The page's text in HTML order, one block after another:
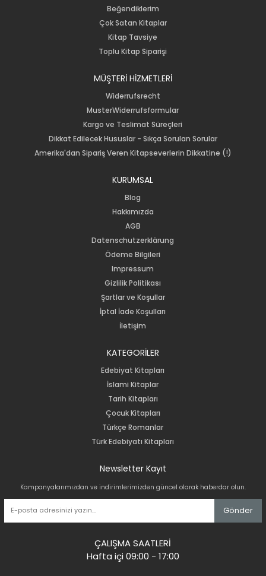
Beğendiklerim
Çok Satan Kitaplar
Kitap Tavsiye
Toplu Kitap Siparişi
MÜŞTERİ HİZMETLERİ
Widerrufsrecht
MusterWiderrufsformular
Kargo ve Teslimat Süreçleri
Dikkat Edilecek Hususlar - Sıkça Sorulan Sorular
Amerika'dan Sipariş Veren Kitapseverlerin Dikkatine (!)
KURUMSAL
Blog
Hakkımızda
AGB
Datenschutzerklärung
Ödeme Bilgileri
Impressum
Gizlilik Politikası
Şartlar ve Koşullar
İptal İade Koşulları
İletişim
KATEGORİLER
Edebiyat Kitapları
İslami Kitaplar
Tarih Kitapları
Çocuk Kitapları
Türkçe Romanlar
Türk Edebiyatı Kitapları
Newsletter Kayıt
Kampanyalarımızdan ve indirimlerimizden güncel olarak haberdar olun.
Gönder
ÇALIŞMA SAATLERİ
Hafta içi 09:00 - 17:00